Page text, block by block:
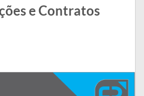
e Contratos